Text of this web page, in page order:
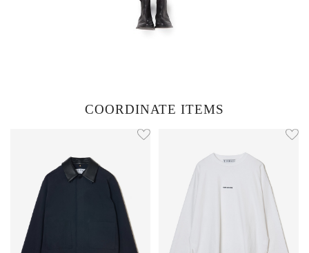
COORDINATE ITEMS